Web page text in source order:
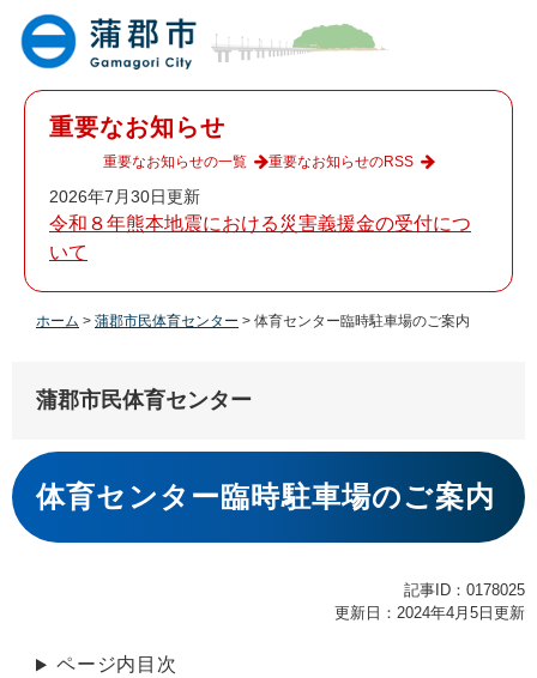
重要なお知らせ
2026年7月30日更新
令和８年熊本地震における災害義援金の受付につ
いて
重要なお知らせの一覧 重要なお知らせのRSS
ホーム > 蒲郡市民体育センター > 体育センター臨時駐車場のご案内
蒲郡市民体育センター
本
文
体育センター臨時駐車場のご案内
記事ID：0178025
更新日：2024年4月5日更新
ページ内目次